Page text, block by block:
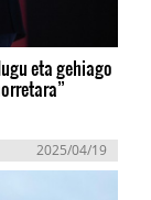
eta gehiago
2025/04/19